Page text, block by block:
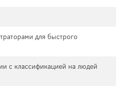
для быстрого
с классификацией на людей